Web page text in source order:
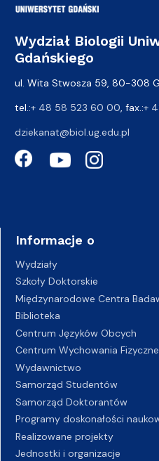
Wydział Biologii
Gdańskiego
ul. Wita Stwosza 59, 80-308
tel.:+ 48 58 523 60 00, fax.:+
dziekanat@biol.ug.edu.pl
Informacje o
Wydziały
Szkoły Doktorskie
Międzynarodowe Centra
Biblioteka
Centrum Języków Obcych
Centrum Wychowania
Wydawnictwo
Samorząd Studentów
Samorząd Doktorantów
Programy doskonałości
Realizowane projekty
Jednostki i organizacje